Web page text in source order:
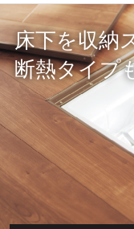
床下を収納
断熱タイプ